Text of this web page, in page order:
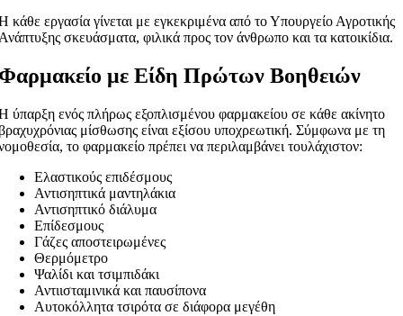
κάθε εργασία γίνεται με εγκεκριμένα από το Υπουργείο Αγροτικής
σκευάσματα, φιλικά προς τον άνθρωπο και τα κατοικίδια.
με Είδη Πρώτων Βοηθειών
ύπαρξη ενός πλήρως εξοπλισμένου φαρμακείου σε κάθε ακίνητο
μίσθωσης είναι εξίσου υποχρεωτική. Σύμφωνα με τη
το φαρμακείο πρέπει να περιλαμβάνει τουλάχιστον:
Ελαστικούς επιδέσμους
Αντισηπτικά μαντηλάκια
Αντισηπτικό διάλυμα
Επίδεσμους
Γάζες αποστειρωμένες
Θερμόμετρο
Ψαλίδι και τσιμπιδάκι
Αντιισταμινικά και παυσίπονα
Αυτοκόλλητα τσιρότα σε διάφορα μεγέθη